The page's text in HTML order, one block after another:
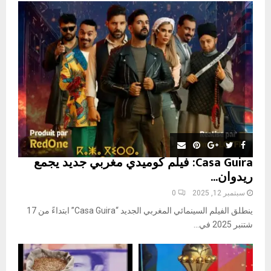
o
r
R
C
Casa Guira: فيلم كوميدي مغربي جديد يجمع
ريدوان...
سبتمبر 12, 2025 0
ينطلق الفيلم السينمائي المغربي الجديد “Casa Guira” ابتداءً من 17
شتنبر 2025 في...